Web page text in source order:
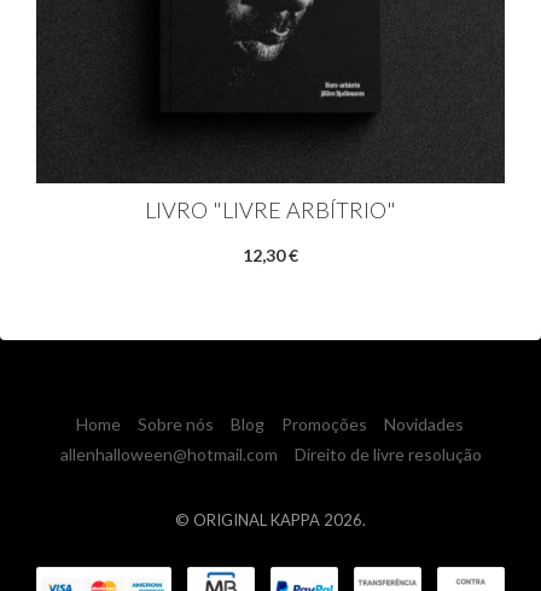
LIVRO "LIVRE ARBÍTRIO"
12,30 €
Home Sobre nós Blog Promoções
Novidades
allenhalloween@hotmail.com
Direito de livre resolução
© ORIGINAL KAPPA 2026.